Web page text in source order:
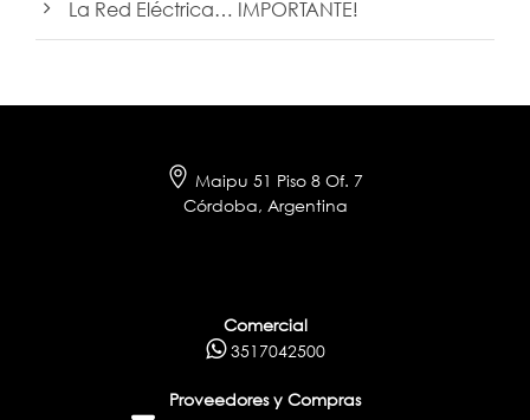
La Red Eléctrica… IMPORTANTE!
Maipu 51 Piso 8 Of. 7
Córdoba, Argentina
Comercial
3517042500
Proveedores y Compras